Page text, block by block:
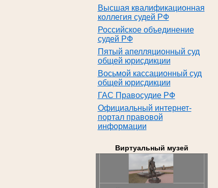
Высшая квалификационная
коллегия судей РФ
Российское объединение
судей РФ
Пятый апелляционный суд
общей юрисдикции
Восьмой кассационный суд
общей юрисдикции
ГАС Правосудие РФ
Официальный интернет-
портал правовой
информации
Виртуальный музей